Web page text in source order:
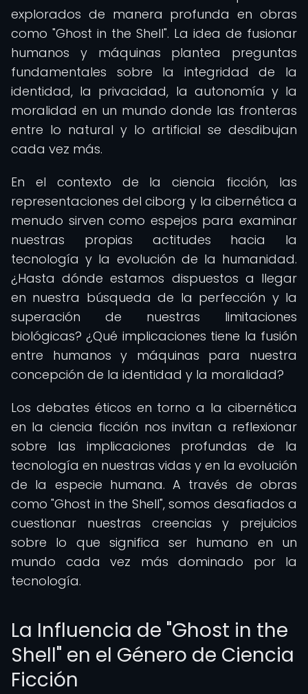
explorados de manera profunda en obras
como "Ghost in the Shell". La idea de fusionar
humanos y máquinas plantea preguntas
fundamentales sobre la integridad de la
identidad, la privacidad, la autonomía y la
moralidad en un mundo donde las fronteras
entre lo natural y lo artificial se desdibujan
cada vez más.
En el contexto de la ciencia ficción, las
representaciones del ciborg y la cibernética a
menudo sirven como espejos para examinar
nuestras propias actitudes hacia la
tecnología y la evolución de la humanidad.
¿Hasta dónde estamos dispuestos a llegar
en nuestra búsqueda de la perfección y la
superación de nuestras limitaciones
biológicas? ¿Qué implicaciones tiene la fusión
entre humanos y máquinas para nuestra
concepción de la identidad y la moralidad?
Los debates éticos en torno a la cibernética
en la ciencia ficción nos invitan a reflexionar
sobre las implicaciones profundas de la
tecnología en nuestras vidas y en la evolución
de la especie humana. A través de obras
como "Ghost in the Shell", somos desafiados a
cuestionar nuestras creencias y prejuicios
sobre lo que significa ser humano en un
mundo cada vez más dominado por la
tecnología.
La Influencia de "Ghost in the
Shell" en el Género de Ciencia
Ficción